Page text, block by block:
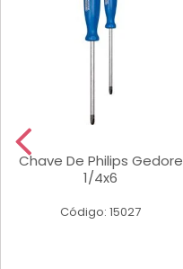
Chave De Philips Gedore
1/4x6
Código: 15027